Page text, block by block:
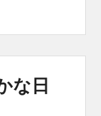
な日